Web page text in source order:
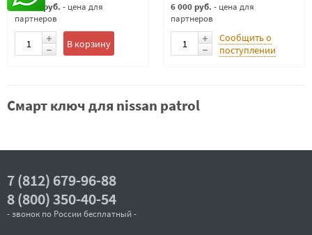
11 500 руб. - цена для
партнеров
В корзину
6 000 руб. - цена для
партнеров
Сообщить о
поступлении
Смарт ключ для nissan patrol
7 (812) 679-96-88
8 (800) 350-40-54
- звонок по России бесплатный -